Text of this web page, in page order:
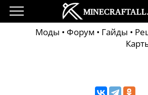
Моды • Форум • Гайды •